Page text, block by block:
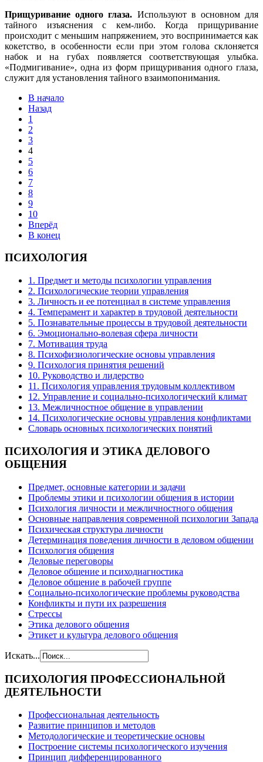
Прищуривание одного глаза. Используют в основном для
тайного изъяснения с кем-либо. Когда прищуривание
происходит с меньшим напряжением, это воспринимается как
кокетство, в особенности если при этом голова склоняется
набок и на губах появляется соответствующая улыбка.
«Подмигивание», одна из форм прищуривания одного глаза,
служит для установления тайного взаимопонимания.
В начало
Назад
1
2
3
4
5
6
7
8
9
10
Вперёд
В конец
ПСИХОЛОГИЯ
1. Предмет и методы психологии управления
2. Психологические теории управления
3. Личность и ее потенциал в системе управления
4. Темперамент и характер в трудовой деятельности
5. Познавательные процессы в трудовой деятельности
6. Эмоционально-волевая сфера личности
7. Мотивация труда
8. Психофизиологические основы управления
9. Психология принятия решений
10. Руководство и лидерство
11. Психология управления трудовым коллективом
12. Управление и социально-психологический климат
13. Межличностное общение в управлении
14. Психологические основы управления конфликтами
Словарь основных психологических понятий
ПСИХОЛОГИЯ И ЭТИКА ДЕЛОВОГО
ОБЩЕНИЯ
Предмет, основные категории и задачи
Проблемы этики и психологии общения в истории
Психология личности и межличностного общения
Основные направления современной психологии Запада
Психическая структура личности
Детерминация поведения личности в деловом общении
Психология общения
Деловые переговоры
Деловое общение и психодиагностика
Деловое общение в рабочей группе
Cоциально-психологические проблемы руководства
Конфликты и пути их разрешения
Стрессы
Этика делового общения
Этикет и культура делового общения
Искать...
ПСИХОЛОГИЯ ПРОФЕССИОНАЛЬНОЙ
ДЕЯТЕЛЬНОСТИ
Профессиональная деятельность
Развитие принципов и методов
Методологические и теоретические основы
Построение системы психологического изучения
Принцип дифференцированного